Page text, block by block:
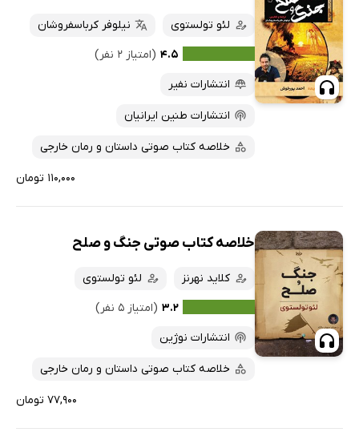
لئو تولستوی
نیلوفر کرباسفروشان
۴.۵ (امتیاز ۲ نفر)
انتشارات نفیر
انتشارات طنین ایرانیان
خلاصه کتاب صوتی داستان و رمان خارجی
۱۱۰,۰۰۰ تومان
خلاصه کتاب صوتی جنگ و صلح
کلاید نهرنز
لئو تولستوی
۳.۲ (امتیاز ۵ نفر)
انتشارات نوژین
خلاصه کتاب صوتی داستان و رمان خارجی
۷۷,۹۰۰ تومان